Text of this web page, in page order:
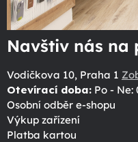
Navštiv nás na
Vodičkova 10, Praha 1
Otevírací doba: Po - Ne:
Osobní odběr e-shopu
Výkup zařízení
Platba kartou